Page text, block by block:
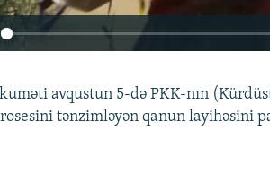
avqustun 5-də PKK-nın
tənzimləyən qanun layihəsini